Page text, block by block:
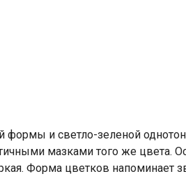
формы и светло-зеленой
мазками того же цвета.
Форма цветков напоминает